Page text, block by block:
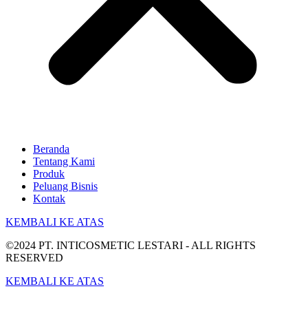
Beranda
Tentang Kami
Produk
Peluang Bisnis
Kontak
KEMBALI KE ATAS
©2024 PT. INTICOSMETIC LESTARI - ALL RIGHTS
RESERVED
KEMBALI KE ATAS